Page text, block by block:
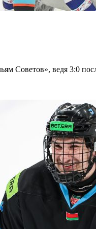
Советов», ведя 3:0